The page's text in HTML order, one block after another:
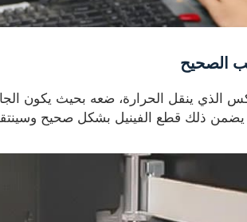
الذي ينقل الحرارة، ضعه بحيث يكون
يضمن ذلك قطع الفينيل بشكل صحيح